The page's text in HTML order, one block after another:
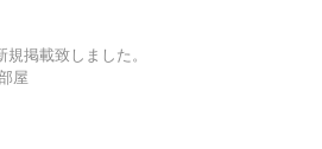
掲載致しました。
屋